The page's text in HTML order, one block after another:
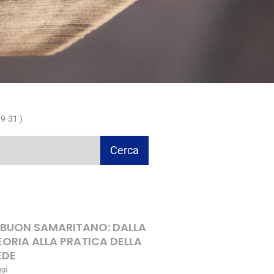
31 )
Cerca
SAMARITANO: DALLA
ALLA PRATICA DELLA